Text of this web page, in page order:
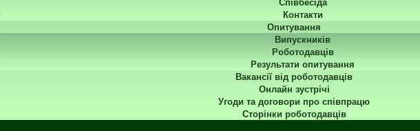
Контакти
Опитування
Випускників
Роботодавців
Результати опитування
Вакансії від роботодавців
Онлайн зустрічі
Угоди та договори про співпрацю
Сторінки роботодавців